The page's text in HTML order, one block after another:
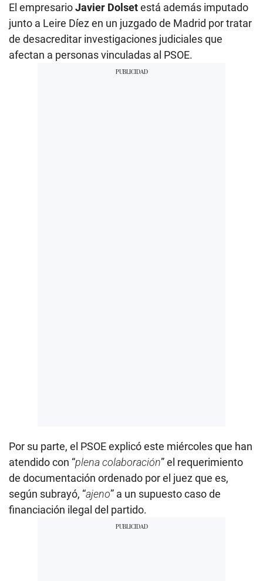
El empresarioJavier Dolsetestá además imputado
junto a Leire Díez en un juzgado de Madrid por tratar
de desacreditar investigaciones judiciales que
afectan a personas vinculadas al PSOE.
Por su parte, el PSOE explicó este miércoles que han
atendido con “plena colaboración” el requerimiento
de documentación ordenado por el juez que es,
según subrayó, “ajeno” a un supuesto caso de
financiación ilegal del partido.